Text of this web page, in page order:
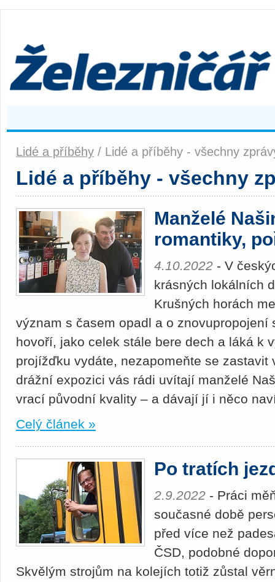
Lidé a příběhy / Lidé a příběhy - všechny
Lidé a příběhy - všechny
Manželé
romantiky,
4.10.2022 - V
krásných lokálních
Krušných horách
význam s časem opadl a o
hovoří, jako celek stále bere dech a láká k
projížďku vydáte, nezapomeňte se zastavit
drážní expozici vás rádi uvítají manželé
vrací původní kvality – a dávají jí i něco
Celý článek »
Po tratích
2.9.2022 - Práci
současné době
před více než
ČSD, podobné
Skvělým strojům na kolejích totiž zůstal